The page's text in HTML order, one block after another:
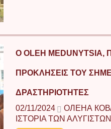
Ο OLEH
ΠΡΟΚΛΉΣΕΙΣ ΤΟΥ
ΔΡΑΣΤΗΡΙΌΤΗΤΕΣ
02/11/2024
ОЛЕНА
ΙΣΤΟΡΙΑ ΤΩΝ ΑΛΥΓΙΣΤΩΝ